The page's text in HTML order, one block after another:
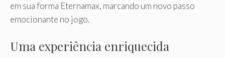
em sua forma Eternamax, marcando um novo passo
emocionante no jogo.
Uma experiência enriquecida